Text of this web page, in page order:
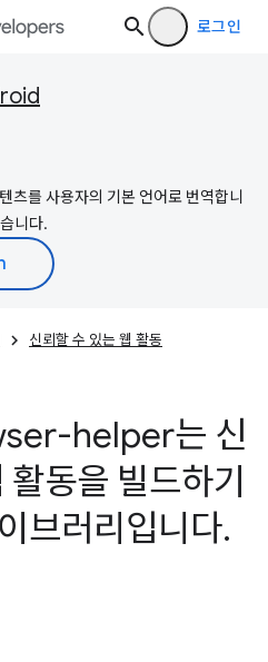
로그인
츠를 사용자의 기본 언어로 번역합니
니다.
신뢰할 수 있는 웹 활동
helper는 신
동을 빌드하기
브러리입니다.